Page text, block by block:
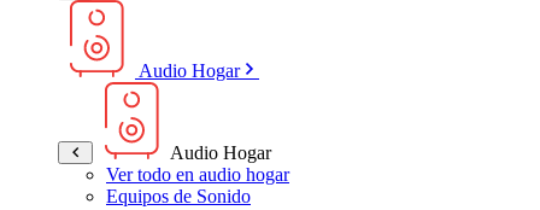
Audio Hogar
Audio Hogar
Ver todo en audio hogar
Equipos de Sonido